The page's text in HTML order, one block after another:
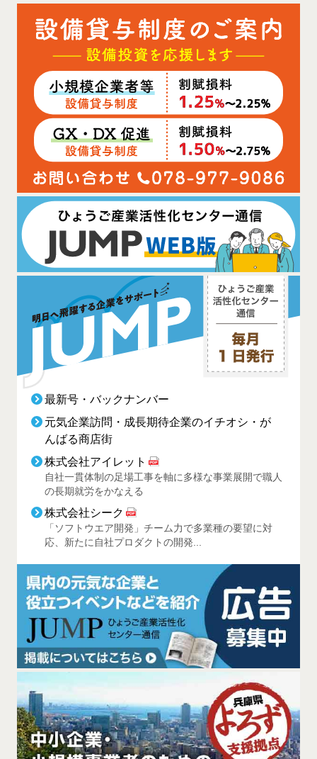
最新号・バックナンバー
元気企業訪問・成長期待企業のイチオシ・が
んばる商店街
株式会社アイレット
自社一貫体制の足場工事を軸に多様な事業展開で職人
の長期就労をかなえる
株式会社シーク
「ソフトウエア開発」チーム力で多業種の要望に対
応、新たに自社プロダクトの開発...